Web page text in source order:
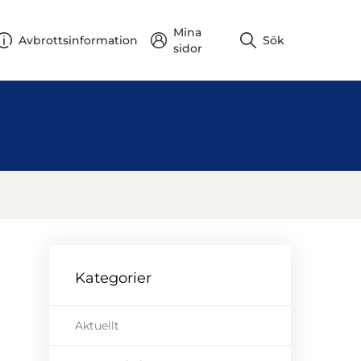
Avbrottsinformation
Mina
sidor
Sök
Kategorier
Aktuellt